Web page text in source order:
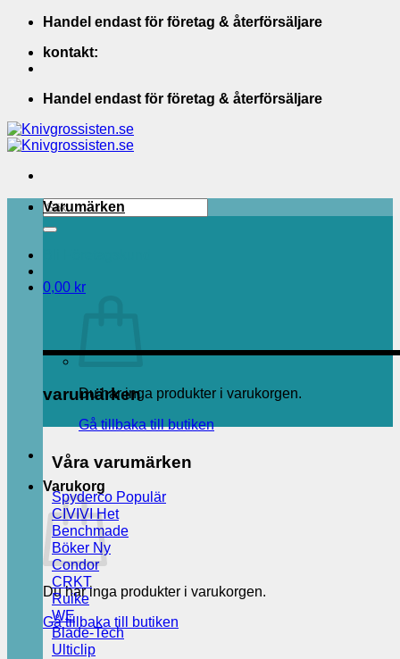
Skip
content
Handel endast för företag & återförsäljare
kontakt:
Handel endast för företag & återförsäljare
Sök
efter:
0,00 kr
Du har inga produkter i varukorgen.
Gå tillbaka till butiken
Varukorg
Du har inga produkter i varukorgen.
Gå tillbaka till butiken
Varumärken
varumärken
Våra varumärken
Spyderco
CIVIVI
Benchmade
Böker
Condor
CRKT
Ruike
WE
Blade-Tech
Ulticlip